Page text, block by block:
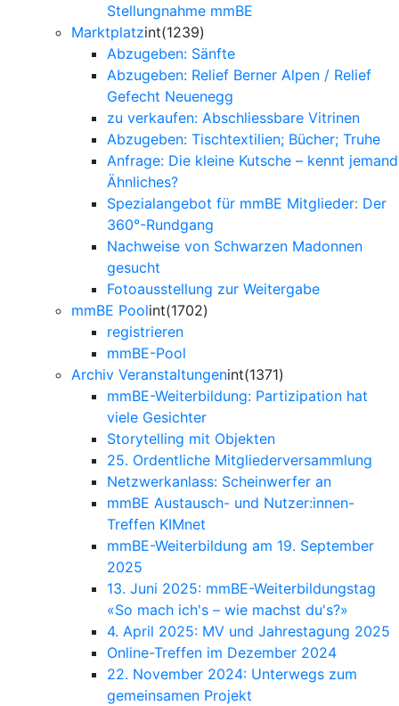
Stellungnahme mmBE
Marktplatzint(1239)
Abzugeben: Sänfte
Abzugeben: Relief Berner Alpen / Relief
Gefecht Neuenegg
zu verkaufen: Abschliessbare Vitrinen
Abzugeben: Tischtextilien; Bücher; Truhe
Anfrage: Die kleine Kutsche – kennt jemand
Ähnliches?
Spezialangebot für mmBE Mitglieder: Der
360°-Rundgang
Nachweise von Schwarzen Madonnen
gesucht
Fotoausstellung zur Weitergabe
mmBE Poolint(1702)
registrieren
mmBE-Pool
Archiv Veranstaltungenint(1371)
mmBE-Weiterbildung: Partizipation hat
viele Gesichter
Storytelling mit Objekten
25. Ordentliche Mitgliederversammlung
Netzwerkanlass: Scheinwerfer an
mmBE Austausch- und Nutzer:innen-
Treffen KIMnet
mmBE-Weiterbildung am 19. September
2025
13. Juni 2025: mmBE-Weiterbildungstag
«So mach ich's – wie machst du's?»
4. April 2025: MV und Jahrestagung 2025
Online-Treffen im Dezember 2024
22. November 2024: Unterwegs zum
gemeinsamen Projekt